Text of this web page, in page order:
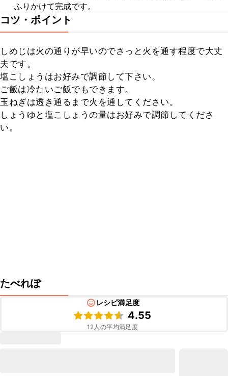
ふりかけて完成です。
コツ・ポイント
しめじは火の通りが早いのでさっと火を通す程度で大丈
夫です。
塩こしょうはお好みで調節して下さい。
ご飯は冷たいご飯でもできます。
玉ねぎは透き通るまで火を通してください。
しょうゆと塩こしょうの量はお好みで調節してくださ
い。
たべれぽ
レシピ満足度
4.55
12人の平均満足度